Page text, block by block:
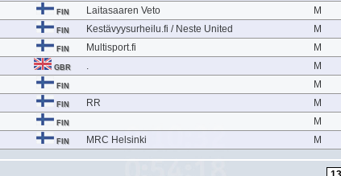
FIN Laitasaaren Veto M
FIN Kestävyysurheilu.fi / Neste United M
FIN Multisport.fi M
GBR . M
FIN M
FIN RR M
FIN M
FIN MRC Helsinki M